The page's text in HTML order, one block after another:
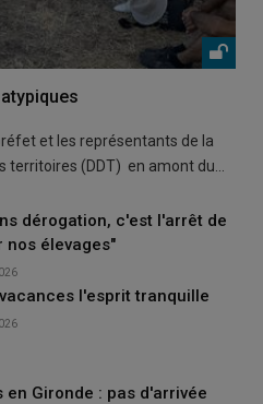
et les représentants de la
territoires (DDT) en amont du…
dérogation, c'est l'arrêt de
nos élevages"
l'esprit tranquille
en Gironde : pas d'arrivée